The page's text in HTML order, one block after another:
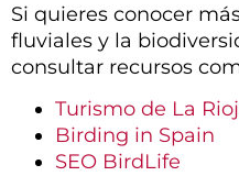
Si quieres conocer
fluviales y la
consultar recursos
Turismo de La
Birding in Spain
SEO BirdLife